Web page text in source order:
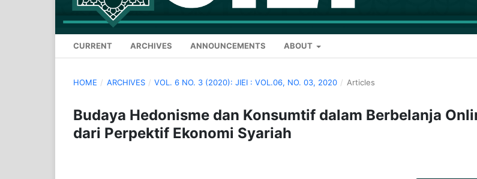
CURRENT ARCHIVES ANNOUNCEMENTS ABOUT
HOME / ARCHIVES / VOL. 6 NO. 3 (2020): JIEI : VOL.06, NO. 03, 2020 / Articles
Budaya Hedonisme dan Konsumtif dalam Berbelanja
dari Perpektif Ekonomi Syariah